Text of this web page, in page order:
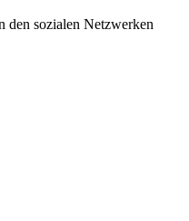
den sozialen Netzwerken